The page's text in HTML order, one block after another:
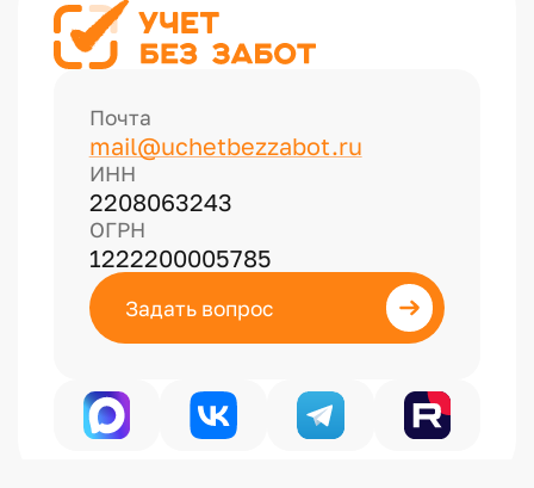
Почта
mail@uchetbezzabot.ru
ИНН
2208063243
ОГРН
1222200005785
Задать вопрос